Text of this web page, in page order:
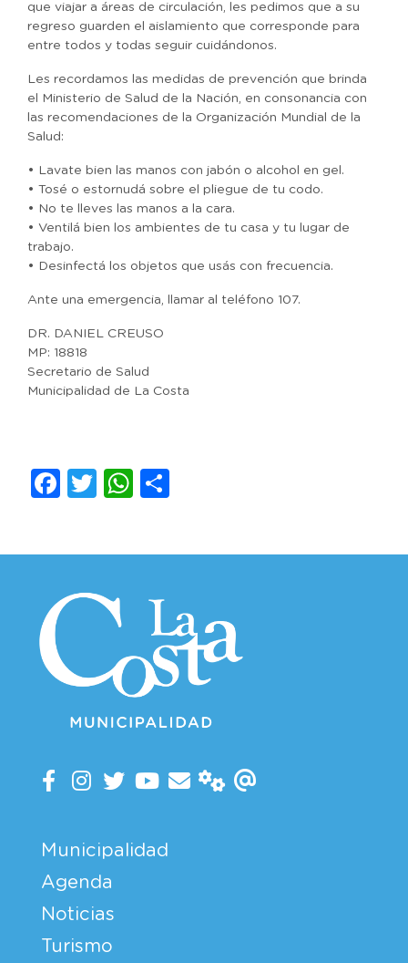
que viajar a áreas de circulación, les pedimos que a su
regreso guarden el aislamiento que corresponde para
entre todos y todas seguir cuidándonos.
Les recordamos las medidas de prevención que brinda
el Ministerio de Salud de la Nación, en consonancia con
las recomendaciones de la Organización Mundial de la
Salud:
• Lavate bien las manos con jabón o alcohol en gel.
• Tosé o estornudá sobre el pliegue de tu codo.
• No te lleves las manos a la cara.
• Ventilá bien los ambientes de tu casa y tu lugar de
trabajo.
• Desinfectá los objetos que usás con frecuencia.
Ante una emergencia, llamar al teléfono 107.
DR. DANIEL CREUSO
MP: 18818
Secretario de Salud
Municipalidad de La Costa
Facebook
TwitterWhatsApp
Municipalidad
Agenda
Noticias
Turismo